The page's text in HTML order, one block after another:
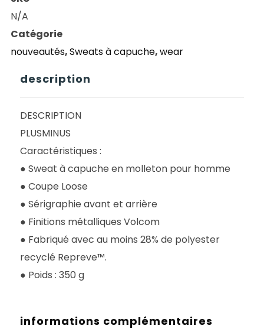
POUR
CHOICES
PO
BLACK
N/A
Catégorie
nouveautés,Sweats à capuche,wear
description
DESCRIPTION
PLUSMINUS
Caractéristiques :
● Sweat à capuche en molleton pour homme
● Coupe Loose
● Sérigraphie avant et arrière
● Finitions métalliques Volcom
● Fabriqué avec au moins 28% de polyester
recyclé Repreve™.
● Poids : 350 g
informations complémentaires